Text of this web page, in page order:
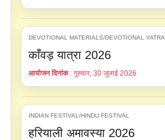
DEVOTIONAL MATERIALS/DEVOTIONAL YATRA
काँवड़ यात्रा 2026
आयोजन दिनांक: गुरुवार, 30 जुलाई 2026
INDIAN FESTIVAL/HINDU FESTIVAL
हरियाली अमावस्या 2026